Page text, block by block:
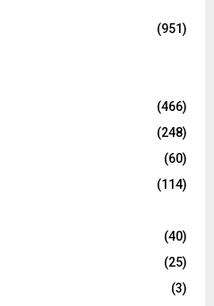
(951)
(466)
(248)
(60)
(114)
(40)
(25)
(3)